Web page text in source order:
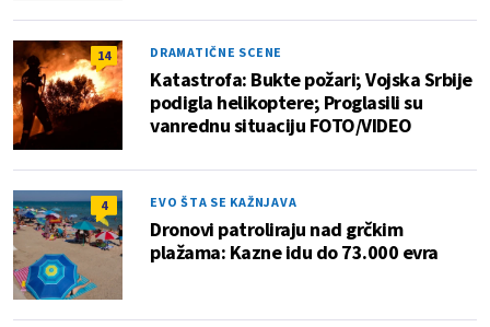
14 DRAMATIČNE SCENE
Katastrofa: Bukte požari; Vojska Srbije
podigla helikoptere; Proglasili su
vanrednu situaciju FOTO/VIDEO
4 EVO ŠTA SE KAŽNJAVA
Dronovi patroliraju nad grčkim
plažama: Kazne idu do 73.000 evra